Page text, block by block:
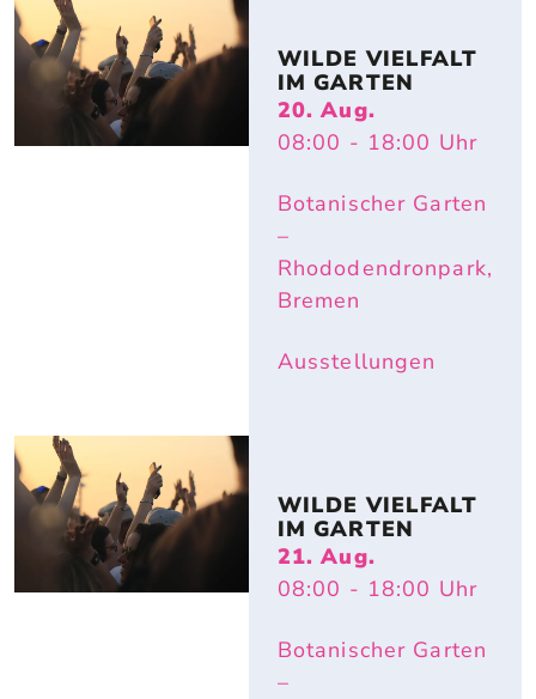
WILDE VIELFALT
IM GARTEN
20. Aug.
08:00 - 18:00 Uhr
Botanischer Garten
–
Rhododendronpark,
Bremen
Ausstellungen
WILDE VIELFALT
IM GARTEN
21. Aug.
08:00 - 18:00 Uhr
Botanischer Garten
–